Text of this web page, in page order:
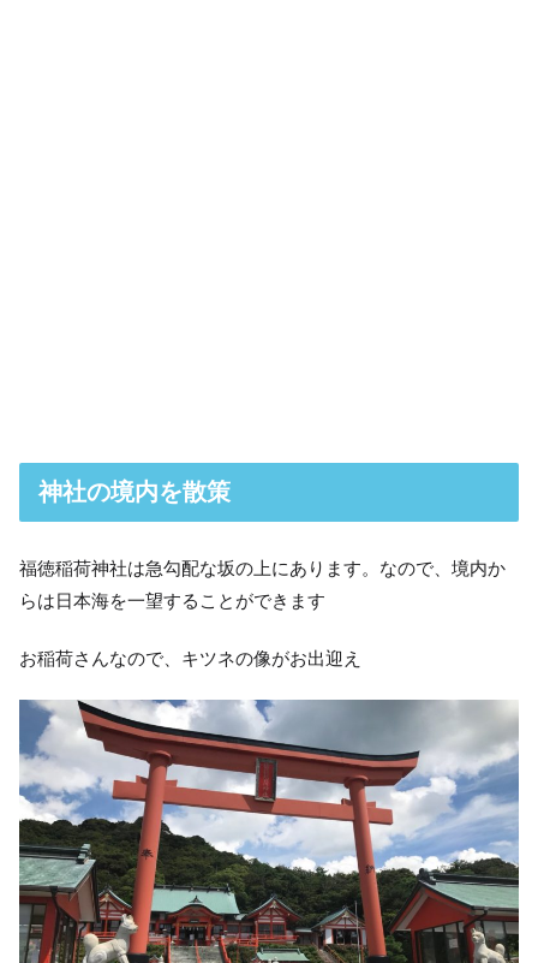
神社の境内を散策
福徳稲荷神社は急勾配な坂の上にあります。なので、境内か
らは日本海を一望することができます
お稲荷さんなので、キツネの像がお出迎え